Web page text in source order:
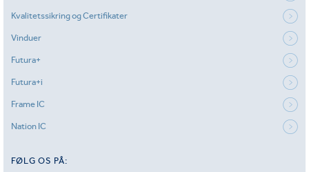
Kvalitetssikring og Certifikater
Vinduer
Futura+
Futura+i
Frame IC
Nation IC
FØLG OS PÅ: